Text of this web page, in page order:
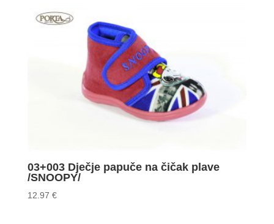
03+003 Dječje papuče na čičak plave
/SNOOPY/
12.97 €